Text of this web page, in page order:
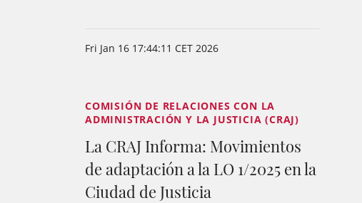
Fri Jan 16 17:44:11 CET 2026
COMISIÓN DE RELACIONES CON LA
ADMINISTRACIÓN Y LA JUSTICIA (CRAJ)
La CRAJ Informa: Movimientos
de adaptación a la LO 1/2025 en la
Ciudad de Justicia